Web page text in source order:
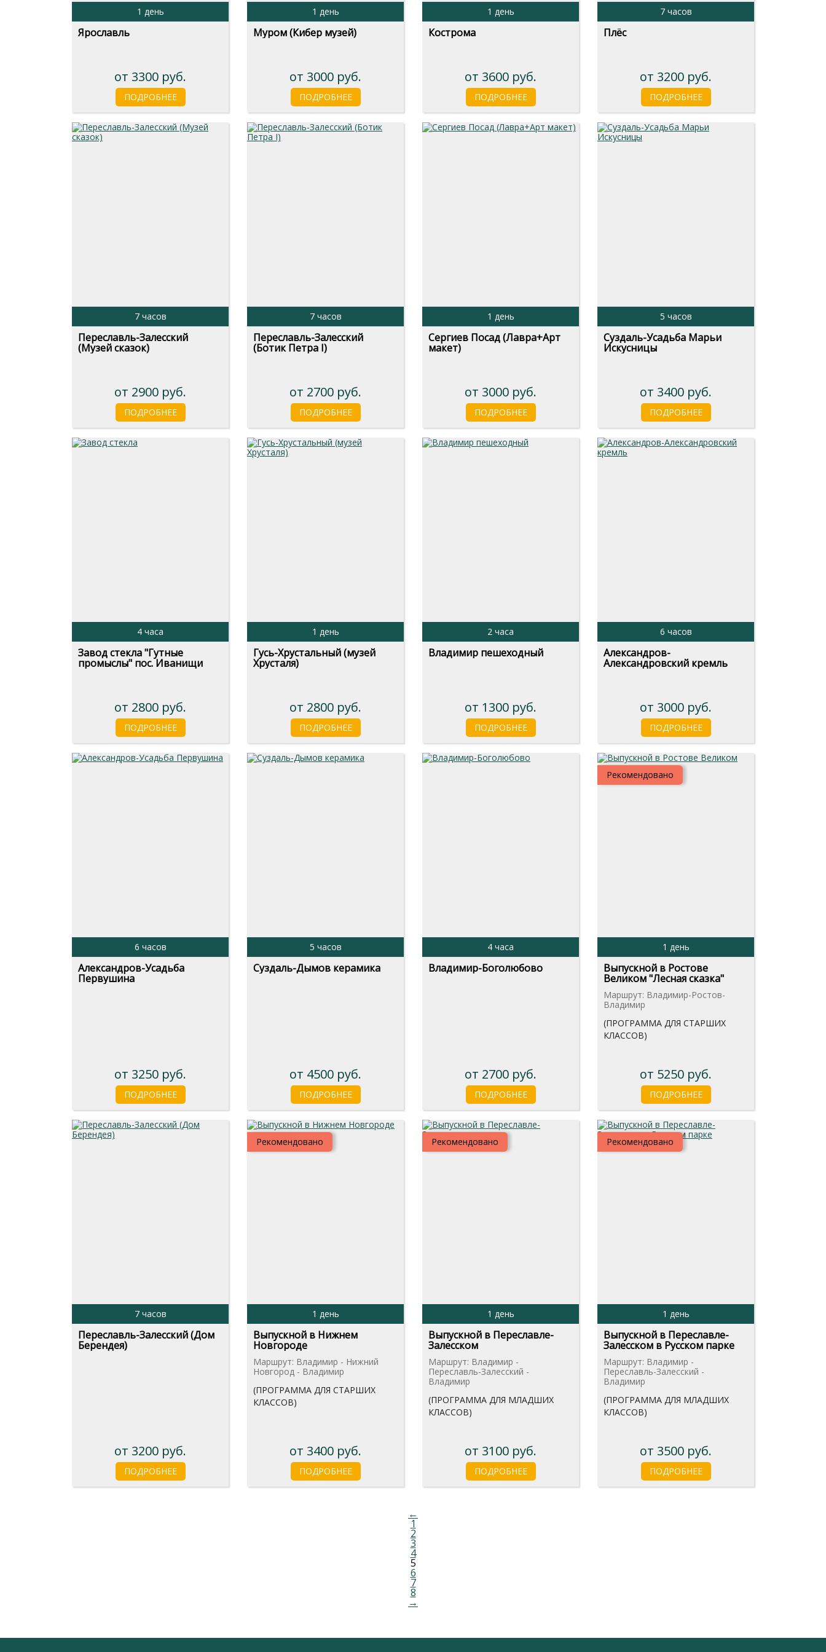
1 день
Ярославль
от 3300 руб.
ПОДРОБНЕЕ
1 день
Муром (Кибер музей)
от 3000 руб.
ПОДРОБНЕЕ
1 день
Кострома
от 3600 руб.
ПОДРОБНЕЕ
7 часов
Плёс
от 3200 руб.
ПОДРОБНЕЕ
7 часов
Переславль-Залесский
(Музей сказок)
от 2900 руб.
ПОДРОБНЕЕ
7 часов
Переславль-Залесский
(Ботик Петра I)
от 2700 руб.
ПОДРОБНЕЕ
1 день
Сергиев Посад (Лавра+Арт
макет)
от 3000 руб.
ПОДРОБНЕЕ
5 часов
Суздаль-Усадьба Марьи
Искусницы
от 3400 руб.
ПОДРОБНЕЕ
4 часа
Завод стекла "Гутные
промыслы" пос. Иванищи
от 2800 руб.
ПОДРОБНЕЕ
1 день
Гусь-Хрустальный (музей
Хрусталя)
от 2800 руб.
ПОДРОБНЕЕ
2 часа
Владимир пешеходный
от 1300 руб.
ПОДРОБНЕЕ
6 часов
Александров-
Александровский кремль
от 3000 руб.
ПОДРОБНЕЕ
6 часов
Александров-Усадьба
Первушина
от 3250 руб.
ПОДРОБНЕЕ
5 часов
Суздаль-Дымов керамика
от 4500 руб.
ПОДРОБНЕЕ
4 часа
Владимир-Боголюбово
от 2700 руб.
ПОДРОБНЕЕ
Рекомендовано
1 день
Выпускной в Ростове
Великом "Лесная сказка"
Маршрут: Владимир-Ростов-
Владимир
(ПРОГРАММА ДЛЯ СТАРШИХ
КЛАССОВ)
от 5250 руб.
ПОДРОБНЕЕ
7 часов
Переславль-Залесский (Дом
Берендея)
от 3200 руб.
ПОДРОБНЕЕ
Рекомендовано
1 день
Выпускной в Нижнем
Новгороде
Маршрут: Владимир - Нижний
Новгород - Владимир
(ПРОГРАММА ДЛЯ СТАРШИХ
КЛАССОВ)
от 3400 руб.
ПОДРОБНЕЕ
Рекомендовано
1 день
Выпускной в Переславле-
Залесском
Маршрут: Владимир -
Переславль-Залесский -
Владимир
(ПРОГРАММА ДЛЯ МЛАДШИХ
КЛАССОВ)
от 3100 руб.
ПОДРОБНЕЕ
Рекомендовано
1 день
Выпускной в Переславле-
Залесском в Русском парке
Маршрут: Владимир -
Переславль-Залесский -
Владимир
(ПРОГРАММА ДЛЯ МЛАДШИХ
КЛАССОВ)
от 3500 руб.
ПОДРОБНЕЕ
←
1
2
3
4
5
6
7
8
→